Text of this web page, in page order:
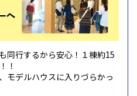
同行するから安心！１棟約15
！
モデルハウスに入りづらかっ